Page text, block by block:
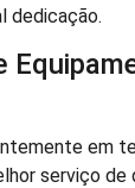
dedicação.
em
serviço de